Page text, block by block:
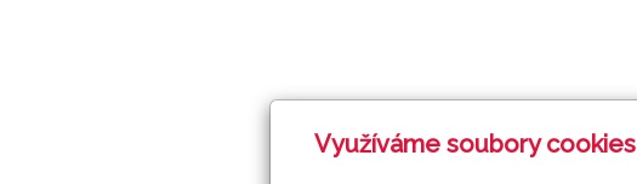
Využíváme soubory cookies